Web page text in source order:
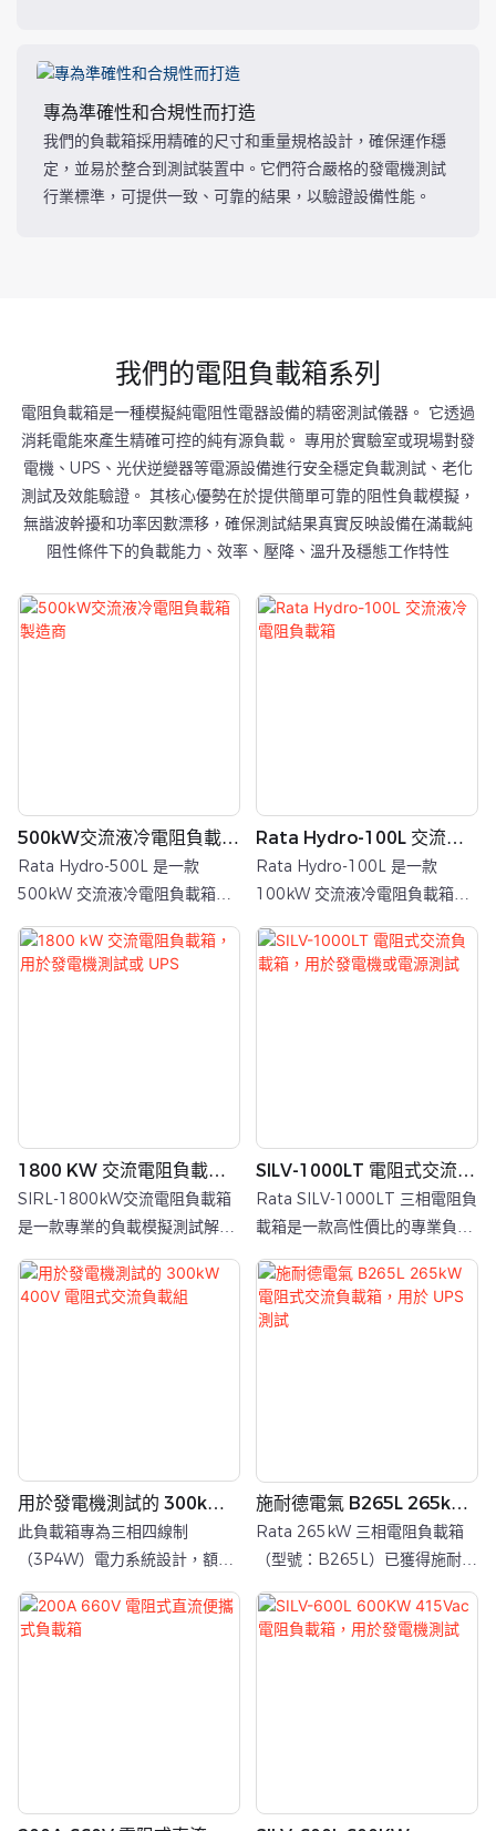
專為準確性和合規性而打造
我們的負載箱採用精確的尺寸和重量規格設計，確保運作穩
定，並易於整合到測試裝置中。它們符合嚴格的發電機測試
行業標準，可提供一致、可靠的結果，以驗證設備性能。
我們的電阻負載箱系列
電阻負載箱是一種模擬純電阻性電器設備的精密測試儀器。 它透過
消耗電能來產生精確可控的純有源負載。 專用於實驗室或現場對發
電機、UPS、光伏逆變器等電源設備進行安全穩定負載測試、老化
測試及效能驗證。 其核心優勢在於提供簡單可靠的阻性負載模擬，
無諧波幹擾和功率因數漂移，確保測試結果真實反映設備在滿載純
阻性條件下的負載能力、效率、壓降、溫升及穩態工作特性
500kW交流液冷電阻負載箱
製造商
Rata Hydro-500L 是一款
500kW 交流液冷電阻負載箱，
專為高功率密度環境設計，可為
三相交流電源提供可控負載測
試。其核心優勢在於創新的液冷
Rata Hydro-100L 交流液
冷電阻負載箱
Rata Hydro-100L 是一款
100kW 交流液冷電阻負載箱，
專為高功率密度環境設計，可為
三相交流電源提供可控負載測
試。其核心優勢在於創新的液冷
1800 KW 交流電阻負載
箱，用於發電機測試或 UPS
SIRL-1800kW交流電阻負載箱
是一款專業的負載模擬測試解決
方案，整合了1800kW超高功
率、精確的5kW步進控制、工業
級散熱、智慧管理和綜合保護功
SILV-1000LT 電阻式交流負
載箱，用於發電機或電源測
試
Rata SILV-1000LT 三相電阻負
載箱是一款高性價比的專業負載
模擬設備，集 1000kW 超大功
率、10kW 粗粒度控制、工業級
散熱和多層安全保護於一體，並
用於發電機測試的 300kW
400V 電阻式交流負載組
此負載箱專為三相四線制
（3P4W）電力系統設計，額定
測試電壓為400VAC，工作頻率
為50Hz。作為高效能測試負
載，它可為發電機組、UPS電源
施耐德電氣 B265L 265kW
電阻式交流負載箱，用於
UPS 測試
Rata 265kW 三相電阻負載箱
（型號：B265L）已獲得施耐德
電機授權。本產品採用貨櫃式設
計，支援 400Vac 三相電源輸
入，最大功率為 265kW。它廣